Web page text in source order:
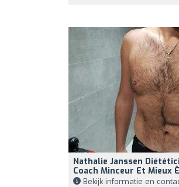
Nathalie Janssen
Coach Minceur Et Mieux
Bekijk informatie en